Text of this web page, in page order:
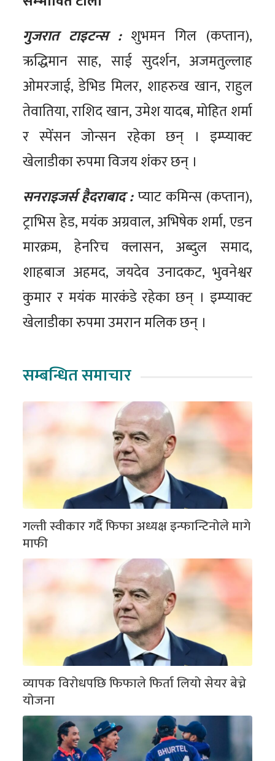
गुजरात टाइटन्स : शुभमन गिल (कप्तान),
ऋद्धिमान साह, साई सुदर्शन, अजमतुल्लाह
ओमरजाई, डेभिड मिलर, शाहरुख खान, राहुल
तेवातिया, राशिद खान, उमेश यादब, मोहित शर्मा
र स्पेंसन जोन्सन रहेका छन् । इम्प्याक्ट
खेलाडीका रुपमा विजय शंकर छन् ।
सनराइजर्स हैदराबाद :प्याट कमिन्स (कप्तान),
ट्राभिस हेड, मयंक अग्रवाल, अभिषेक शर्मा, एडन
मारक्रम, हेनरिच क्लासन, अब्दुल समाद,
शाहबाज अहमद, जयदेव उनादकट, भुवनेश्वर
कुमार र मयंक मारकंडे रहेका छन् । इम्प्याक्ट
खेलाडीका रुपमा उमरान मलिक छन् ।
सम्बन्धित समाचार
गल्ती स्वीकार गर्दै फिफा अध्यक्ष इन्फान्टिनोले मागे
माफी
व्यापक विरोधपछि फिफाले फिर्ता लियो सेयर बेच्ने
योजना